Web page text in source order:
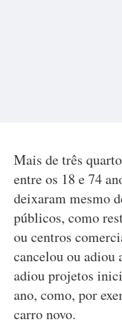
Mais de três
entre os 18 e 74
deixaram mesmo
públicos, como
ou centros
cancelou ou adiou
adiou projetos
ano, como, por
carro novo.